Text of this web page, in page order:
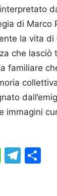
di Marco
la vita di
che lasciò
familiare
immagini